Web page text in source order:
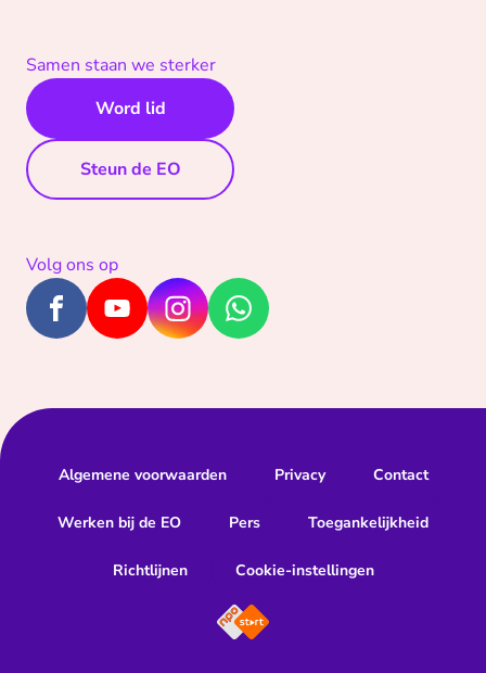
Samen staan we sterker
Word lid
Steun de EO
Volg ons op
Algemene voorwaarden Privacy Contact
Werken bij de EO Pers Toegankelijkheid
Richtlijnen Cookie-instellingen